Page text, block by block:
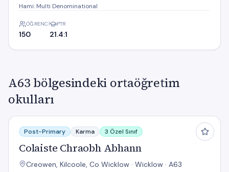
Hami: Multi Denominational
ÖĞRENCI
150
PTR
21.4:1
A63 bölgesindeki ortaöğretim
okulları
Colaiste Chraobh Abhann
Post-Primary Karma 3 Özel Sınıf
Colaiste Chraobh Abhann
Creowen, Kilcoole, Co Wicklow · Wicklow · A63